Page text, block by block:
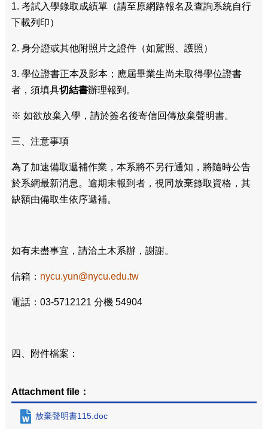
1. 考試入學錄取成績單（請至原網路報名及查詢系統自行
下載列印）
2. 身分證或其他附照片之證件（如駕照、護照）
3. 學位證書正本及影本；應屆畢業生尚未取得學位證書
者，須填具切結書辦理報到。
※ 如欲放棄入學，請於簽名後寄信回傳放棄聲明書。
三、注意事項
為了加速備取遞補作業，本系將不另行通知，將隨時公告
於系網最新消息。逾期未報到者，視同放棄錄取資格，其
缺額由備取生依序遞補。
如有未盡事宜，請洽土木系辦，謝謝。
信箱： nycu.yun@nycu.edu.tw
電話：03-5712121 分機 54904
四、附件檔案：
Attachment file：
放棄聲明書115.doc